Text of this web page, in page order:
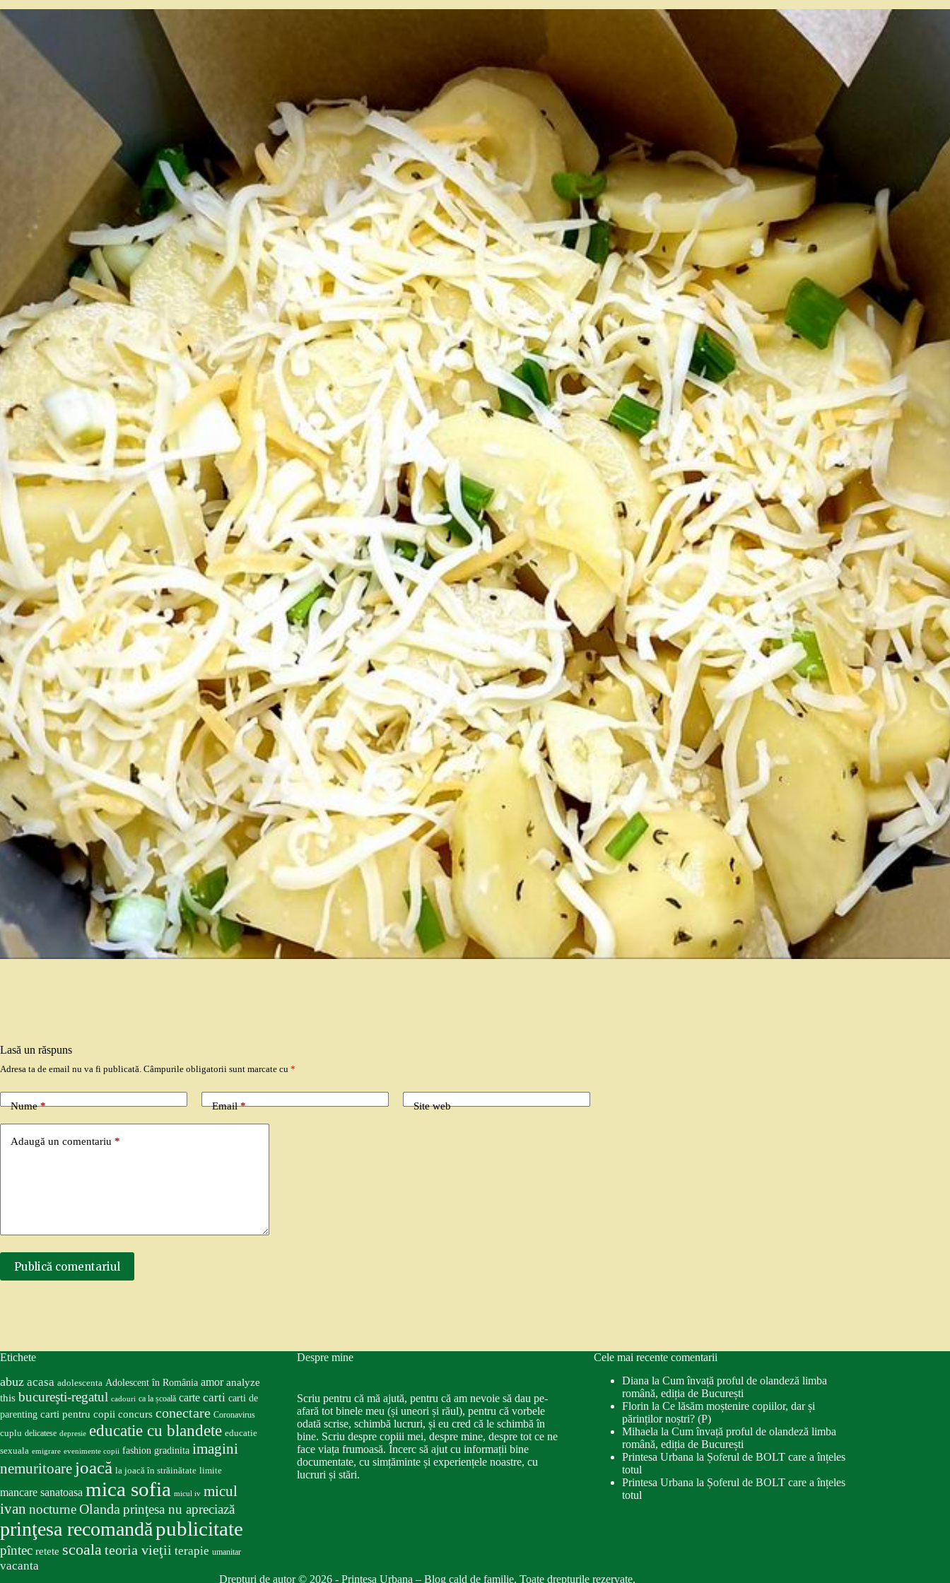
Lasă un răspuns
Adresa ta de email nu va fi publicată. Câmpurile obligatorii sunt marcate cu *
Nume* Email* Site web
Adaugă un comentariu *
Publică comentariul
Etichete
abuz acasa adolescenta Adolescent în România amor analyze
this bucureşti-regatul cadouri ca la școală carte carti carti de
parenting carti pentru copii concurs conectare Coronavirus
cuplu delicatese depresie educatie cu blandete educatie
sexuala emigrare evenimente copii fashion gradinita imagini
nemuritoare joacă la joacă în străinătate limite
mancare sanatoasa mica sofia micul iv micul
ivan nocturneOlanda prinţesa nu apreciază
prinţesa recomandăpublicitate
pîntec retete scoalateoria vieţii terapie umanitar
vacanta
Despre mine
Scriu pentru că mă ajută, pentru că am nevoie să dau pe-
afară tot binele meu (și uneori și răul), pentru că vorbele
odată scrise, schimbă lucruri, și eu cred că le schimbă în
bine. Scriu despre copiii mei, despre mine, despre tot ce ne
face viața frumoasă. Încerc să ajut cu informații bine
documentate, cu simțăminte și experiențele noastre, cu
lucruri și stări.
Cele mai recente comentarii
Diana la Cum învață proful de olandeză limba
română, ediția de București
Florin la Ce lăsăm moștenire copiilor, dar și
părinților noștri? (P)
Mihaela la Cum învață proful de olandeză limba
română, ediția de București
Printesa Urbana la Șoferul de BOLT care a înțeles
totul
Printesa Urbana la Șoferul de BOLT care a înțeles
totul
Drepturi de autor © 2026 - Printesa Urbana – Blog cald de familie. Toate drepturile rezervate.